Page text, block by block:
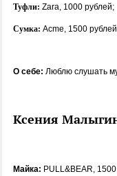
Туфли: Zara, 1000 рублей;
Сумка: Acme, 1500
О себе: Люблю слушать
Ксения
Майка: PULL&BEAR,